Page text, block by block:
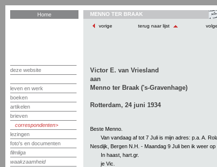
Home
deze website
leven en werk
boeken
artikelen
brieven
correspondenten
lezingen
foto's en documenten
filmliga
waakzaamheid
MENNO TER BRAAK
vorige terug naar lijst
Victor E. van Vriesland
aan
Menno ter Braak ('s-Gravenhage)
Rotterdam, 24 juni 1934
Beste Menno.
Van vandaag af tot 7 Juli is mijn adres: p.a. A.
Nesdijk, Bergen N.H. - Maandag 9 Juli ben ik weer
In haast, hart.gr.
je Vic.